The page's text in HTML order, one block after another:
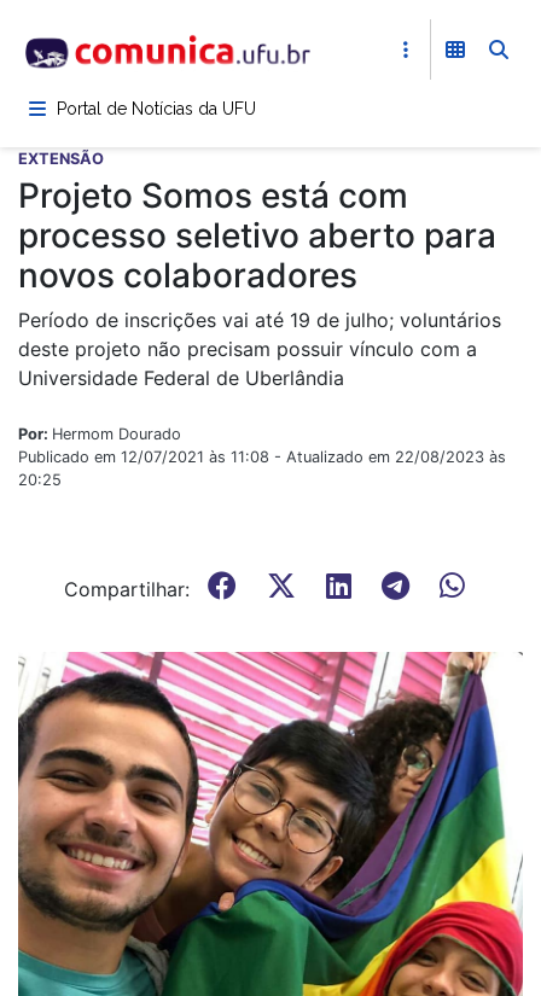
para
conteúdoPortal de Notícias da UFU
EXTENSÃO
Projeto Somos está com
processo seletivo aberto para
novos colaboradores
Período de inscrições vai até 19 de julho; voluntários
deste projeto não precisam possuir vínculo com a
Universidade Federal de Uberlândia
Por: Hermom Dourado
Publicado em 12/07/2021 às 11:08 - Atualizado em 22/08/2023 às
20:25
Compartilhar: